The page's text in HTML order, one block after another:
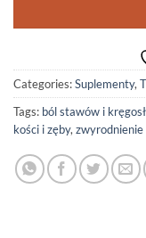
Categories:Suplementy,
Tags: ból stawów i
kości i zęby,